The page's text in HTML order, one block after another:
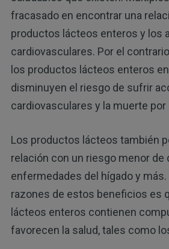
fracasado en encontrar una
productos lácteos enteros y los
cardiovasculares. Por el
los productos lácteos enteros
disminuyen el riesgo de sufrir
cardiovasculares y la muerte por
Los productos lácteos también
relación con un riesgo menor de
enfermedades del hígado y más.
razones de estos beneficios es
lácteos enteros contienen
favorecen la salud, tales como